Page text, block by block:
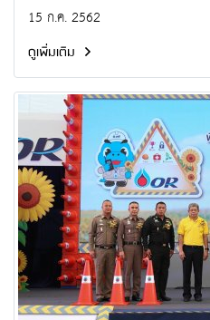
15 ก.ค. 2562
ดูเพิ่มเติม